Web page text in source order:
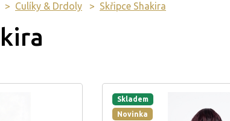
Culíky & Drdoly Skřipce Shakira
Skladem
Novinka